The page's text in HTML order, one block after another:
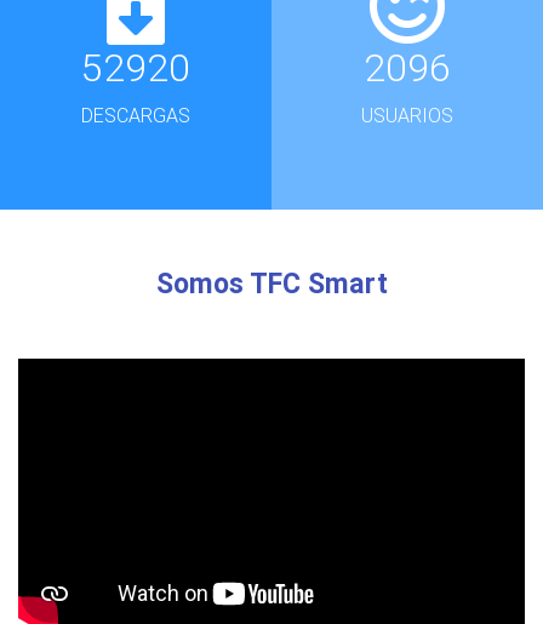
52920
DESCARGAS
2096
USUARIOS
Somos TFC Smart